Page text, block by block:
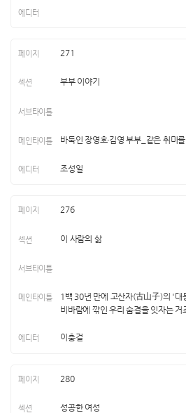
271
부부 이야기
바둑인 장영호∙김영 부부_같은 취미
조성일
276
이 사람의 삶
1백 30년 만에 고산자(古山子)의 '대
비바람에 깎인 우리 숨결을 잇자는 거
이충걸
280
성공한 여성